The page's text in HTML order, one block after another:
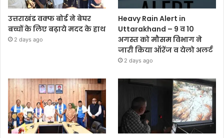
उत्तराखंड वक्फ बोर्ड ने बेघर
बच्चों के लिए बढ़ाये मदद के हाथ
2 days ago
Heavy Rain Alert in
Uttarakhand – 9 व 10
अगस्त को मौसम विभाग ने
जारी किया ऑरेंज व येलो अलर्ट
2 days ago